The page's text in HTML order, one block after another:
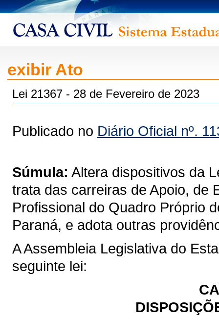
exibir Ato
Lei 21367 - 28 de Fevereiro de 2023
Publicado no Diário Oficial nº.
Súmula: Altera dispositivos da
trata das carreiras de Apoio, de
Profissional do Quadro Próprio
Paraná, e adota outras
A Assembleia Legislativa do
seguinte lei: